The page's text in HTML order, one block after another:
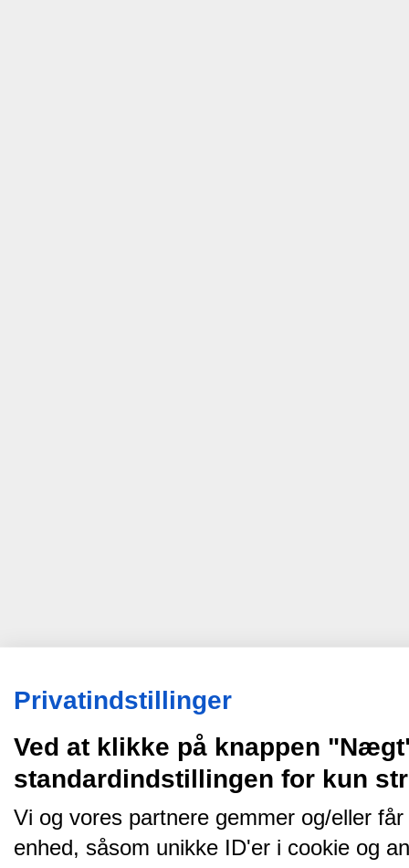
Privatindstillinger
Ved at klikke på knappen
standardindstillingen for kun
Vi og vores partnere gemmer og/eller
enhed, såsom unikke ID'er i cookie og